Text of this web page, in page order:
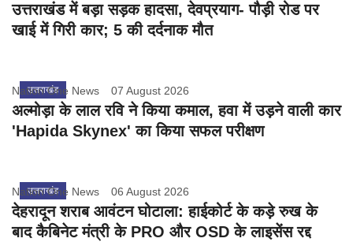
उत्तराखंड में बड़ा सड़क हादसा, देवप्रयाग- पौड़ी रोड पर
खाई में गिरी कार; 5 की दर्दनाक मौत
उत्तराखंड
Nation One News 07 August 2026
अल्मोड़ा के लाल रवि ने किया कमाल, हवा में उड़ने वाली कार
'Hapida Skynex' का किया सफल परीक्षण
उत्तराखंड
Nation One News 06 August 2026
देहरादून शराब आवंटन घोटाला: हाईकोर्ट के कड़े रुख के
बाद कैबिनेट मंत्री के PRO और OSD के लाइसेंस रद्द